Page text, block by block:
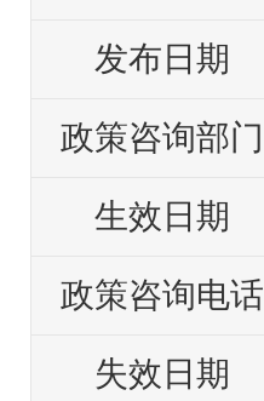
发布日期
政策咨询部门
生效日期
政策咨询电话
失效日期